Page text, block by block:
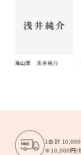
海山窯 浅井純介
1会計
※10,000円(